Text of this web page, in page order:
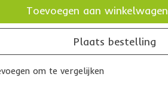
Toevoegen aan winkelwagen
Plaats bestelling
om te vergelijken